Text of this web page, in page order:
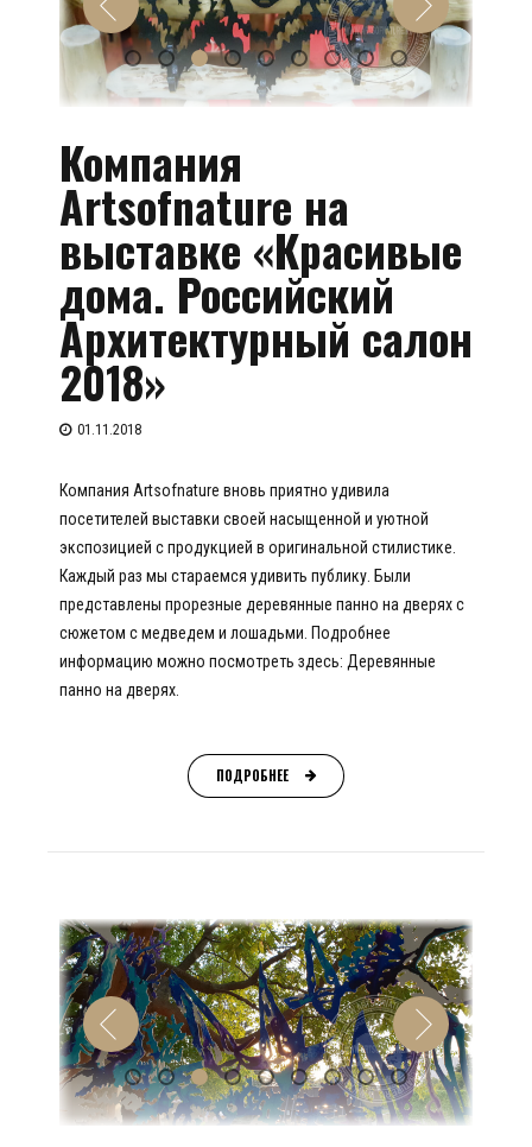
Компания
Artsofnature на
выставке «Красивые
дома. Российский
Архитектурный салон
2018»
01.11.2018
Компания Artsofnature вновь приятно удивила
посетителей выставки своей насыщенной и уютной
экспозицией с продукцией в оригинальной стилистике.
Каждый раз мы стараемся удивить публику. Были
представлены прорезные деревянные панно на дверях с
сюжетом с медведем и лошадьми. Подробнее
информацию можно посмотреть здесь: Деревянные
панно на дверях.
ПОДРОБНЕЕ